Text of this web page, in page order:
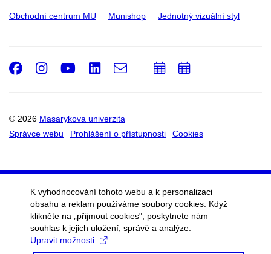
Obchodní centrum MU Munishop Jednotný vizuální styl
© 2026 Masarykova univerzita
Správce webu
Prohlášení o přístupnosti Cookies
Facebook
Instagram
Youtube
LinkedIn
e-
Email
PřidatPřidat
K vyhodnocování tohoto webu a k personalizaci
obsahu a reklam používáme soubory cookies. Když
klikněte na „přijmout cookies", poskytnete nám
souhlas k jejich uložení, správě a analýze.
Upravit možnosti